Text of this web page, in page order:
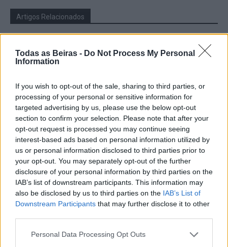
Todas as Beiras - Do Not Process My Personal
Information
If you wish to opt-out of the sale, sharing to third parties, or
processing of your personal or sensitive information for
targeted advertising by us, please use the below opt-out
section to confirm your selection. Please note that after your
opt-out request is processed you may continue seeing
interest-based ads based on personal information utilized by
us or personal information disclosed to third parties prior to
your opt-out. You may separately opt-out of the further
disclosure of your personal information by third parties on the
IAB’s list of downstream participants. This information may
also be disclosed by us to third parties on the IAB’s List of
Downstream Participants that may further disclose it to other
Personal Data Processing Opt Outs
Artigos Relacionados
presente na abertura da Feira de São
Desporto
Crossódromo das Lajes, em Fernão
Joanes, recebe no Sábado etapa do
Campeonato Nacional de Supercross
06/08/2026
Cultura
Rick Estrin & The Nightcats abrem esta
noite o Festival de Blues da Guarda